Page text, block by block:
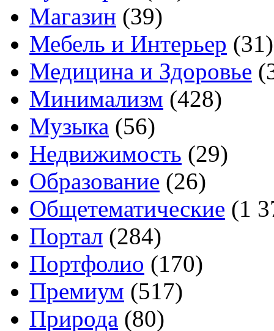
Магазин (39)
Мебель и Интерьер (31)
Медицина и Здоровье
Минимализм (428)
Музыка (56)
Недвижимость (29)
Образование (26)
Общетематические (1
Портал (284)
Портфолио (170)
Премиум (517)
Природа (80)